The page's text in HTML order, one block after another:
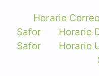
Horario
Safor
Horario
Safor
Horario